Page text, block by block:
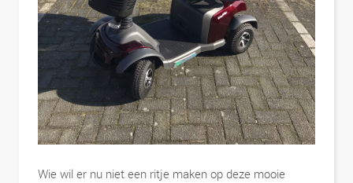
Wie wil er nu niet een ritje maken op deze mooie